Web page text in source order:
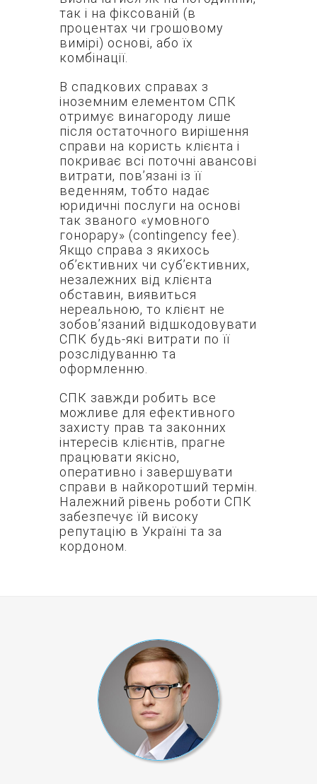
так і на фіксованій (в
процентах чи грошовому
вимірі) основі, або їх
комбінації.
В спадкових справах з
іноземним елементом СПК
отримує винагороду лише
після остаточного вирішення
справи на користь клієнта і
покриває всі поточні авансові
витрати, пов’язані із її
веденням, тобто надає
юридичні послуги на основі
так званого «умовного
гонорару» (сontingency fee).
Якщо справа з якихось
об’єктивних чи суб’єктивних,
незалежних від клієнта
обставин, виявиться
нереальною, то клієнт не
зобов’язаний відшкодовувати
СПК будь-які витрати по її
розслідуванню та
оформленню.
СПК завжди робить все
можливе для ефективного
захисту прав та законних
інтересів клієнтів, прагне
працювати якісно,
оперативно і завершувати
справи в найкоротший термін.
Належний рівень роботи СПК
забезпечує їй високу
репутацію в Україні та за
кордоном.